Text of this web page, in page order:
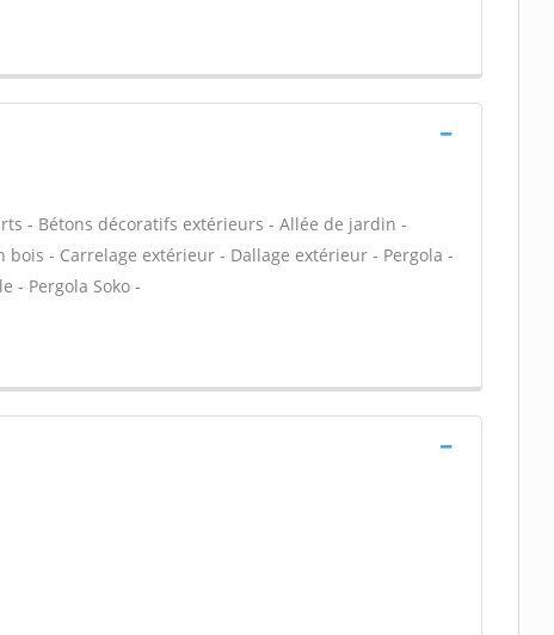
- Bétons décoratifs extérieurs - Allée de jardin -
- Carrelage extérieur - Dallage extérieur - Pergola -
- Pergola Soko -